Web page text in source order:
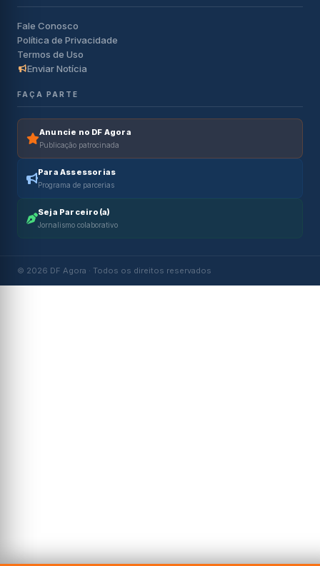
Fale Conosco
Política de Privacidade
Termos de Uso
Enviar Notícia
FAÇA PARTE
Anuncie no DF Agora
Publicação patrocinada
Para Assessorias
Programa de parcerias
Seja Parceiro(a)
Jornalismo colaborativo
© 2026 DF Agora · Todos os direitos reservados